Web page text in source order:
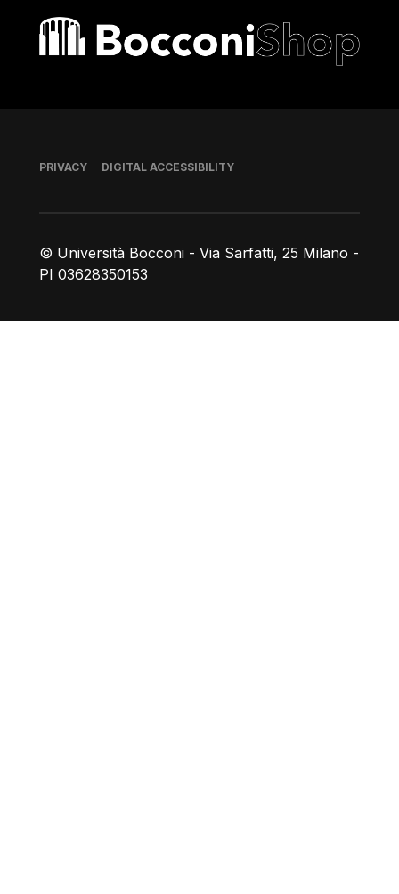
Bocconi shop
© Università Bocconi - Via Sarfatti, 25 Milano -
PI 03628350153
Footer
PRIVACY DIGITAL ACCESSIBILITY